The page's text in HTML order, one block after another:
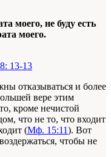
моего, не буду есть
моего.
13-13
отказываться и более
вере этим
кроме нечистой
что не то, что входит
(Мф. 15:11). Вот
чтобы не